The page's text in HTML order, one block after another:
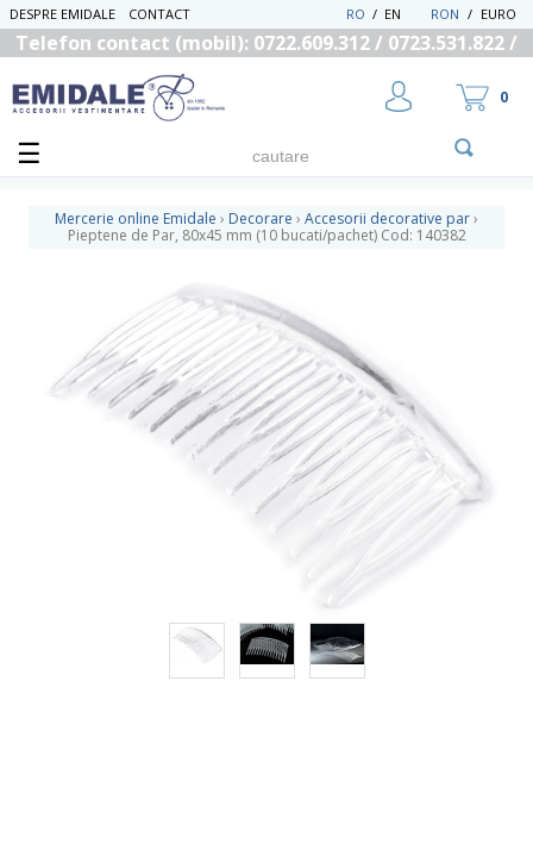
DESPRE EMIDALE CONTACT RON / EURO
EN
/
RO
Telefon contact (mobil): 0722.609.312 / 0723.531.822 /
0
Mercerie online Emidale › Decorare › Accesorii decorative par›
Pieptene de Par, 80x45 mm (10 bucati/pachet) Cod: 140382